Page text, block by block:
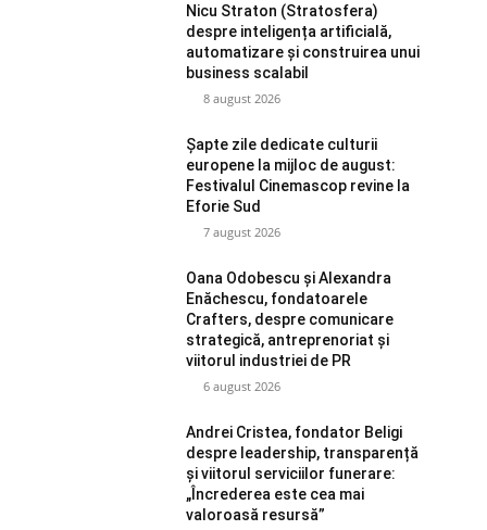
Nicu Straton (Stratosfera)
despre inteligența artificială,
automatizare și construirea unui
business scalabil
8 august 2026
Șapte zile dedicate culturii
europene la mijloc de august:
Festivalul Cinemascop revine la
Eforie Sud
7 august 2026
Oana Odobescu și Alexandra
Enăchescu, fondatoarele
Crafters, despre comunicare
strategică, antreprenoriat și
viitorul industriei de PR
6 august 2026
Andrei Cristea, fondator Beligi
despre leadership, transparență
și viitorul serviciilor funerare:
„Încrederea este cea mai
valoroasă resursă”